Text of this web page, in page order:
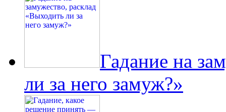
Гадание на
ли за него замуж?»